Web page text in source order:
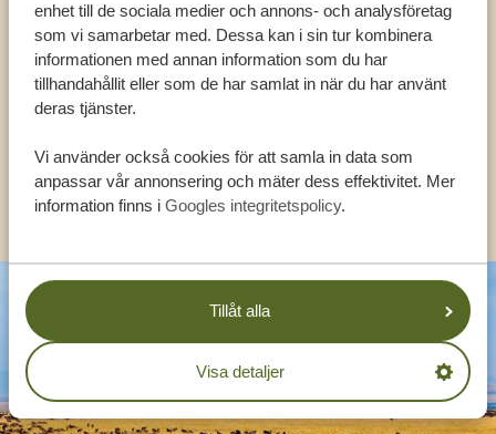
enhet till de sociala medier och annons- och analysföretag
som vi samarbetar med. Dessa kan i sin tur kombinera
informationen med annan information som du har
tillhandahållit eller som de har samlat in när du har använt
deras tjänster.
Vi använder också cookies för att samla in data som
anpassar vår annonsering och mäter dess effektivitet. Mer
information finns i Googles integritetspolicy.
Tillåt alla
Visa detaljer
FÅ PERSONLIG RÅDGIVNING FRÅN VÅRA
EXPERTER
KONTAKT